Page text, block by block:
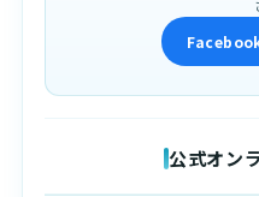
公式オン